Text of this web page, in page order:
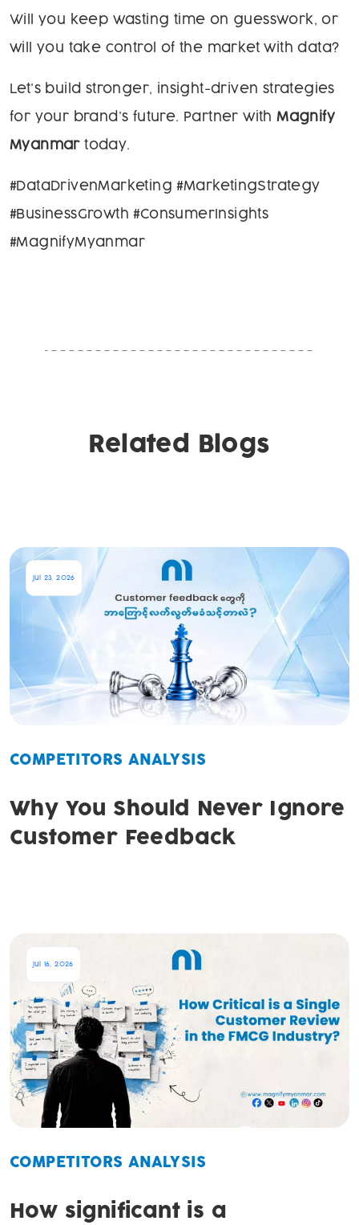
Will you keep wasting time on guesswork, or
will you take control of the market with data?
Let’s build stronger, insight-driven strategies
for your brand’s future. Partner withMagnify
Myanmartoday.
#DataDrivenMarketing #MarketingStrategy
#BusinessGrowth #ConsumerInsights
#MagnifyMyanmar
Related Blogs
Jul 23, 2026
COMPETITORS ANALYSIS
Why You Should Never Ignore
Customer Feedback
Jul 16, 2026
COMPETITORS ANALYSIS
How significant is a